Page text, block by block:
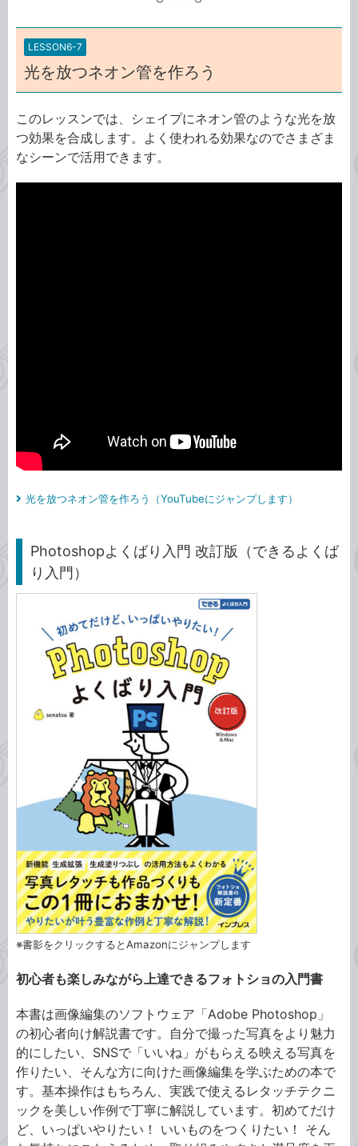
LESSON6-7
光を放つネオン管を作ろう
このレッスンでは、シェイプにネオン管のような光を放
つ効果を合成します。よく使われる効果なのでさまざま
なシーンで活用できます。
光を放つネオン管を作ろう（YouTubeにジャンプします）
Photoshopよくばり入門 改訂版（できるよくば
り入門）
※書影をクリックするとAmazonにジャンプします
初心者も楽しみながら上達できるフォトショの入門書
本書は画像編集のソフトウェア「Adobe Photoshop」
の初心者向け解説書です。自分で撮った写真をより魅力
的にしたい、SNSで「いいね」がもらえる映える写真を
作りたい、そんな方に向けた画像編集を学ぶための本で
す。基本操作はもちろん、実践で使えるレタッチテクニ
ックを美しい作例で丁寧に解説しています。初めてだけ
ど、いっぱいやりたい！ いいものをつくりたい！ そん